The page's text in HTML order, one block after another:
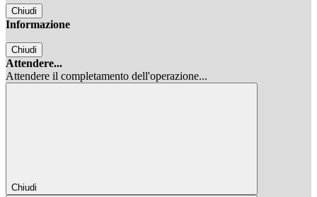
Chiudi
Informazione
Chiudi
Attendere...
Attendere il completamento dell'operazione...
Chiudi